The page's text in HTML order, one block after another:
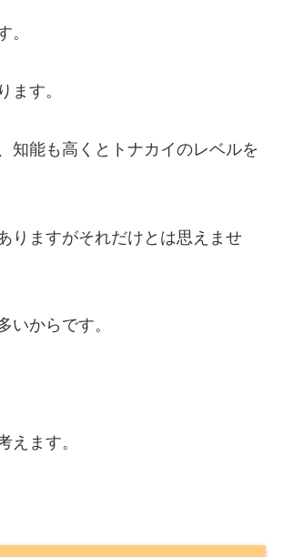
。
ます。
知能も高くとトナカイのレベルを
りますがそれだけとは思えませ
いからです。
えます。